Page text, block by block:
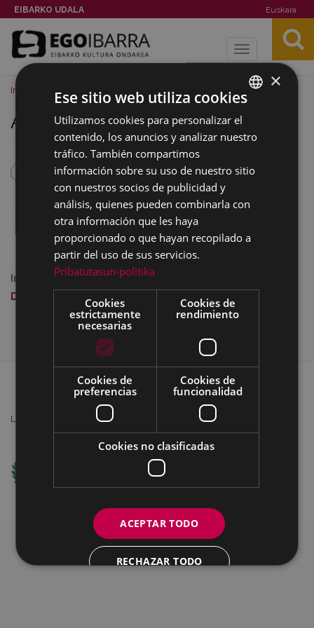
EIBARKO UDALA Euskara
Toggle
Inicio Imágenes Atxagaren komiki-zinta
Atxagaren komiki-zinta
Imagen a tamaño completo:
Descargar
MAPA DEL SITIO
ACCESIBILIDAD
LEGAL
Ego Ibarra Batzordea - Eibarko Udala
Untzaga Plaza - 20600 Eibar
BASQUE
SPANISH
×
Ese sitio web utiliza cookies
Utilizamos cookies para personalizar el
contenido, los anuncios y analizar nuestro
tráfico. También compartimos
información sobre su uso de nuestro sitio
con nuestros socios de publicidad y
análisis, quienes pueden combinarla con
otra información que les haya
proporcionado o que hayan recopilado a
partir del uso de sus servicios.
Pribatutasun-politika
Cookies
estrictamente
necesarias
Cookies de
rendimiento
Cookies de
preferencias
Cookies de
funcionalidad
Cookies no clasificadas
ACEPTAR TODO
RECHAZAR TODO